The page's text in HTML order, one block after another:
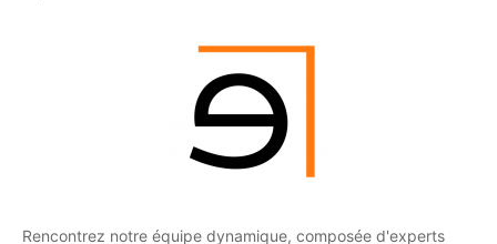
Rencontrez notre équipe dynamique, composée d'experts